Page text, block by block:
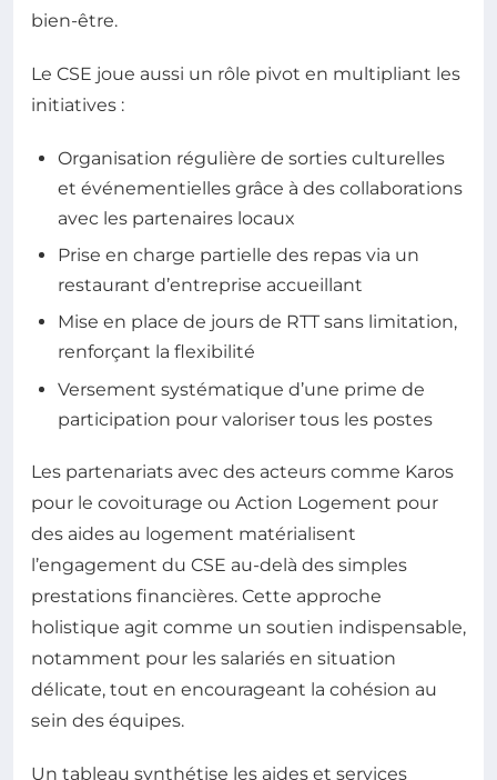
bien-être.
Le CSE joue aussi un rôle pivot en multipliant les
initiatives :
Organisation régulière de sorties culturelles
et événementielles grâce à des collaborations
avec les partenaires locaux
Prise en charge partielle des repas via un
restaurant d’entreprise accueillant
Mise en place de jours de RTT sans limitation,
renforçant la flexibilité
Versement systématique d’une prime de
participation pour valoriser tous les postes
Les partenariats avec des acteurs comme Karos
pour le covoiturage ou Action Logement pour
des aides au logement matérialisent
l’engagement du CSE au-delà des simples
prestations financières. Cette approche
holistique agit comme un soutien indispensable,
notamment pour les salariés en situation
délicate, tout en encourageant la cohésion au
sein des équipes.
Un tableau synthétise les aides et services